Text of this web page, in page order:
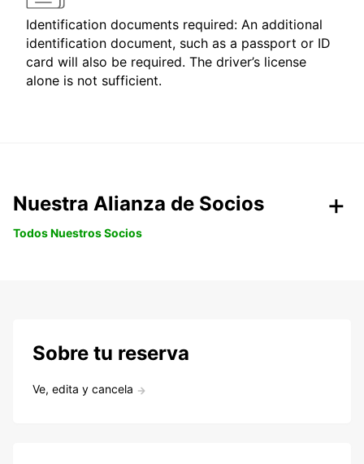
Identification documents required: An additional
identification document, such as a passport or ID
card will also be required. The driver’s license
alone is not sufficient.
Nuestra Alianza de Socios
Todos Nuestros Socios
Sobre tu reserva
Ve, edita y cancela